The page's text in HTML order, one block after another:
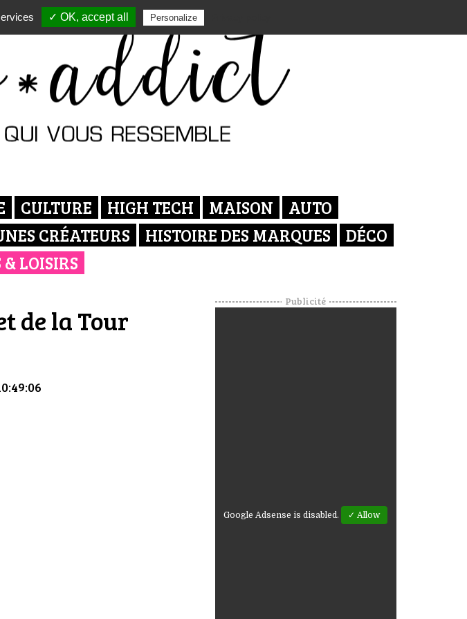
CULTURE HIGH TECH MAISON
AUTO
CRÉATEURS HISTOIRE DES MARQUES
DÉCO
& LOISIRS
de la Tour
Publicité
Google Adsense is disabled. ✓ Allow
✓ OK, accept all Personalize